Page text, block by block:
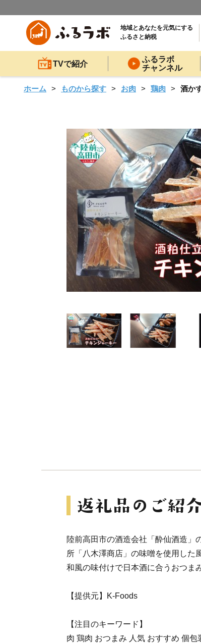
地域とあなたを元気にする
ふるさと納税
TVで紹介
ふるラボ
チャンネル
ホーム ものから探す お肉 鶏肉 酒か
陸前高田市の酒造会社「酔仙酒造」
所「八木澤商店」の味噌を使用した
和風の味付けで日本酒に合うおつま
【提供元】K-Foods
【注目のキーワード】
肉 鶏肉 おつまみ 人気 おすすめ 個